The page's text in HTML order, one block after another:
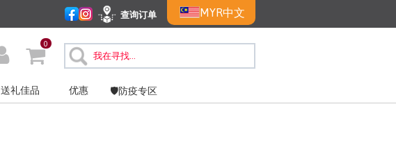
查询订单 MYR中文
0
送礼佳品 优惠 🛡️防疫专区